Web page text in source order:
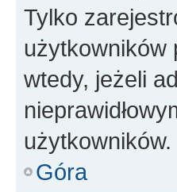
Tylko
użytkowników
wtedy, jeżeli
użytkowników.
Góra